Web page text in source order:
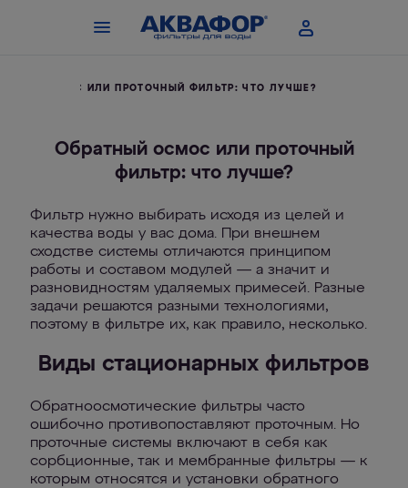
ОСМОС ИЛИ ПРОТОЧНЫЙ ФИЛЬТР: ЧТО ЛУЧШЕ?
Обратный осмос или проточный
фильтр: что лучше?
Фильтр нужно выбирать исходя из целей и
качества воды у вас дома. При внешнем
сходстве системы отличаются принципом
работы и составом модулей — а значит и
разновидностям удаляемых примесей. Разные
задачи решаются разными технологиями,
поэтому в фильтре их, как правило, несколько.
Виды стационарных фильтров
Обратноосмотические фильтры часто
ошибочно противопоставляют проточным. Но
проточные системы включают в себя как
сорбционные, так и мембранные фильтры — к
которым относятся и установки обратного